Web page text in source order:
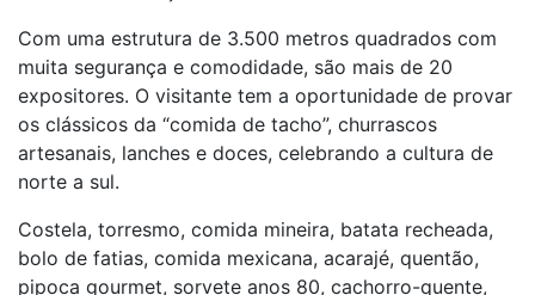
Com uma estrutura de 3.500 metros quadrados com
muita segurança e comodidade, são mais de 20
expositores. O visitante tem a oportunidade de provar
os clássicos da “comida de tacho”, churrascos
artesanais, lanches e doces, celebrando a cultura de
norte a sul.
Costela, torresmo, comida mineira, batata recheada,
bolo de fatias, comida mexicana, acarajé, quentão,
pipoca gourmet, sorvete anos 80, cachorro-quente,